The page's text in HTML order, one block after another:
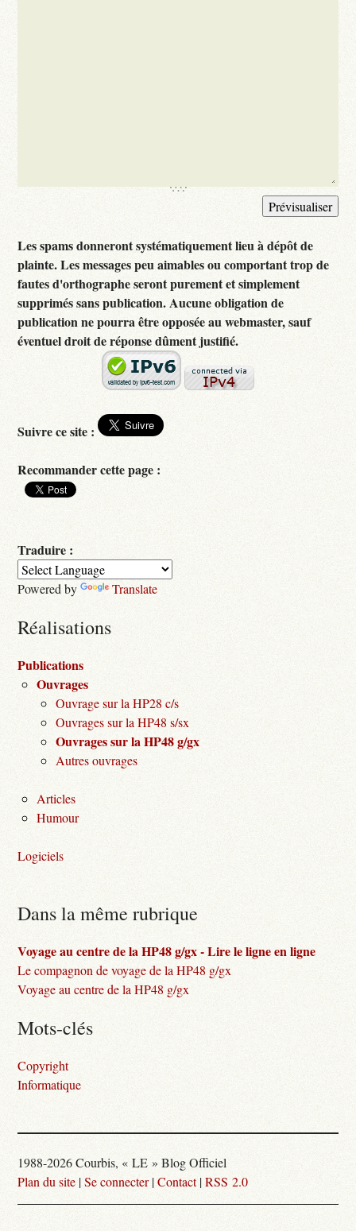
Les spams donneront systématiquement lieu à dépôt de
plainte. Les messages peu aimables ou comportant trop de
fautes d'orthographe seront purement et simplement
supprimés sans publication. Aucune obligation de
publication ne pourra être opposée au webmaster, sauf
éventuel droit de réponse dûment justifié.
Suivre ce site :
Recommander cette page :
Traduire :
Powered by Translate
Réalisations
Publications
Ouvrages
Ouvrage sur la HP28 c/s
Ouvrages sur la HP48 s/sx
Ouvrages sur la HP48 g/gx
Autres ouvrages
Articles
Humour
Logiciels
Dans la même rubrique
Voyage au centre de la HP48 g/gx - Lire le ligne en ligne
Le compagnon de voyage de la HP48 g/gx
Voyage au centre de la HP48 g/gx
Mots-clés
Copyright
Informatique
1988-2026 Courbis, « LE » Blog Officiel
Plan du site |Se connecter|Contact|RSS 2.0